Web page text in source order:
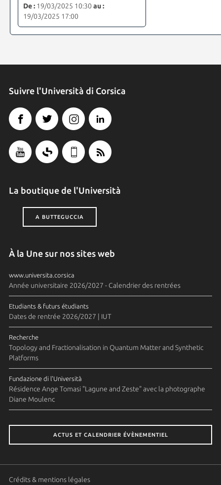
De :19/03/2025 10:30 au :
19/03/2025 17:00
Suivre l'Università di Corsica
La boutique de l'Università
A BUTTEGUCCIA
À la Une sur nos sites web
www.universita.corsica
Année universitaire 2026/2027 - Calendrier des rentrées
Etudiants & futurs étudiants
Dates de rentrée 2026/2027 | IUT
Recherche
Topology and Fractionalisation in Quantum Matter and Synthetic
Platforms
Fundazione di l'Università
Résidence Ange Tomasi "Lagune and Zeste" avec la photographe
Diane Moulenc
ACTUS ET CALENDRIER ÉVÈNEMENTIEL
Crédits & mentions légales